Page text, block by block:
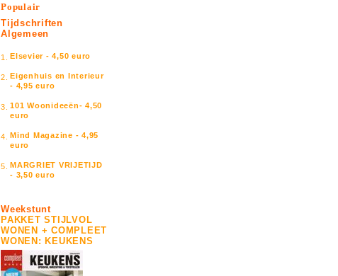
Populair
Tijdschriften
Algemeen
1. Elsevier - 4,50 euro
2. Eigenhuis en Interieur
- 4,95 euro
3. 101 Woonideeën- 4,50
euro
4. Mind Magazine - 4,95
euro
5. MARGRIET VRIJETIJD
- 3,50 euro
Weekstunt
PAKKET STIJLVOL
WONEN + COMPLEET
WONEN: KEUKENS